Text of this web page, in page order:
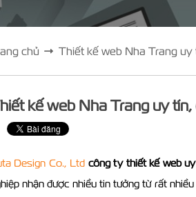
chủ Thiết kế web Nha Trang
kế web Nha Trang uy
Design Co., Ltd công ty thiết kế web
nhận được nhiều tin tưởng từ rất